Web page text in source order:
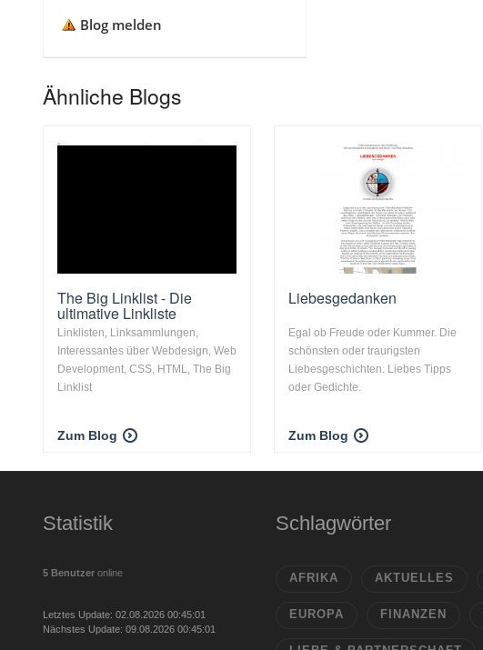
Blog melden
Ähnliche Blogs
The Big Linklist - Die
ultimative Linkliste
Linklisten, Linksammlungen,
Interessantes über Webdesign, Web
Development, CSS, HTML, The Big
Linklist
Zum Blog
Liebesgedanken
Egal ob Freude oder Kummer. Die
schönsten oder traurigsten
Liebesgeschichten. Liebes Tipps
oder Gedichte.
Zum Blog
Statistik
5 Benutzer online
Letztes Update: 02.08.2026 00:45:01
Nächstes Update: 09.08.2026 00:45:01
Schlagwörter
AFRIKA AKTUELLES
EUROPA FINANZEN